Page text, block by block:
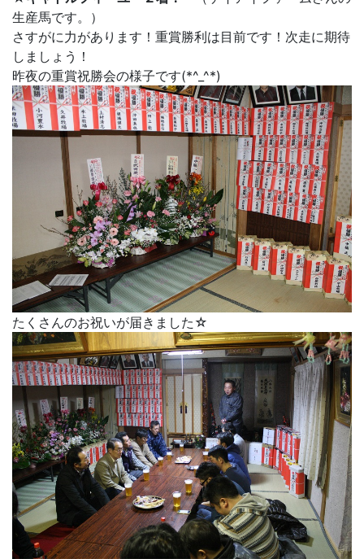
生産馬です。）
さすがに力があります！重賞勝利は目前です！次走に期待
しましょう！
昨夜の重賞祝勝会の様子です(*^_^*)
たくさんのお祝いが届きました☆